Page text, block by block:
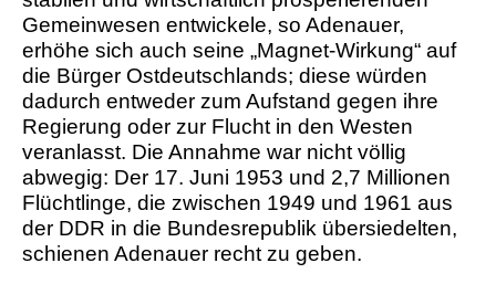
Gemeinwesen entwickele, so Adenauer,
erhöhe sich auch seine „Magnet-Wirkung“ auf
die Bürger Ostdeutschlands; diese würden
dadurch entweder zum Aufstand gegen ihre
Regierung oder zur Flucht in den Westen
veranlasst. Die Annahme war nicht völlig
abwegig: Der 17. Juni 1953 und 2,7 Millionen
Flüchtlinge, die zwischen 1949 und 1961 aus
der DDR in die Bundesrepublik übersiedelten,
schienen Adenauer recht zu geben.